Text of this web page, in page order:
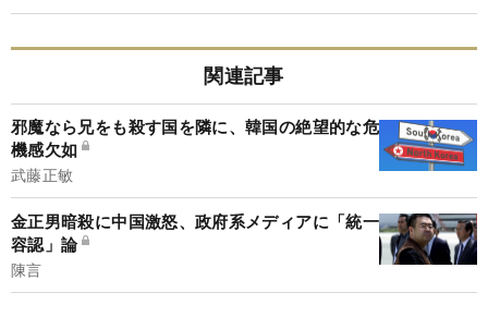
関連記事
邪魔なら兄をも殺す国を隣に、韓国の絶望的な危
機感欠如
武藤正敏
金正男暗殺に中国激怒、政府系メディアに「統一
容認」論
陳言